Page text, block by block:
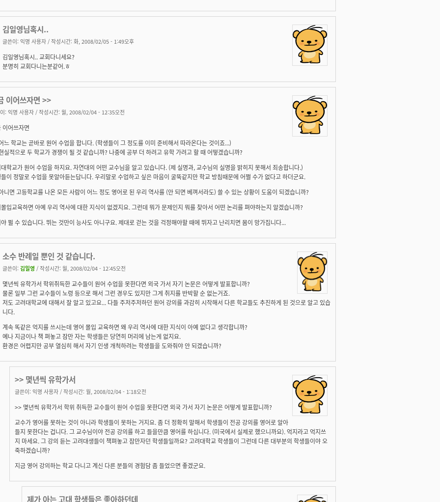
김일영님혹시..
글쓴이: 익명 사용자 / 작성시간: 화, 2008/02/05 - 1:49오후
김일영님혹시.. 교회다니세요?
분명히 교회다니는분같어.ㅎ
이어쓰자면 >>
: 익명 사용자 / 작성시간: 월, 2008/02/04 - 12:35오전
이어쓰자면
느 학교는 곧바로 원어 수업을 합니다. (학생들이 그 정도를 이미 준비해서 따라온다는 것이죠...)
실적으로 두 학교가 경쟁이 될 것 같습니까? 나중에 공부 더 하려고 유학 가려고 할 때 어떻겠습니까?
학교가 원어 수업을 하지요. 자연대의 어떤 교수님을 알고 있습니다. (제 실명과, 교수님의 실명을 밝히지 못해서 죄송합니다.)
이 정말로 수업을 못알아듣는답니다. 우리말로 수업하고 싶은 마음이 굴뚝같지만 학교 방침때문에 어쩔 수가 없다고 하더군요.
니면 고등학교를 나온 모든 사람이 어느 정도 영어로 된 우리 역사를 (안 되면 베껴서라도) 쓸 수 있는 상황이 도움이 되겠습니까?
입교육하면 아예 우리 역사에 대한 지식이 없겠지요. 그런데 뭐가 문제인지 뭐를 찾아서 어떤 논리를 펴야하는지 알겠습니까?
뛸 수 있습니다. 뛰는 것만이 능사도 아니구요. 제대로 걷는 것을 걱정해야할 때에 뛰자고 난리치면 몸이 망가집니다...
소수 반례일 뿐인 것 같습니다.
글쓴이: 김일영 / 작성시간: 월, 2008/02/04 - 12:45오전
몇년씩 유학가서 학위취득한 교수들이 원어 수업을 못한다면 외국 가서 자기 논문은 어떻게 발표합니까?
물론 일부 그런 교수들이 노령 등으로 해서 그런 경우도 있지만 그게 취지를 반박할 순 없는거죠.
저도 고려대학교에 대해서 잘 알고 있고요... 다들 주저주저하던 원어 강의를 과감히 시작해서 다른 학교들도 추진하게 된 것으로 알고 있습
니다.
계속 똑같은 억지를 쓰시는데 영어 몰입 교육하면 왜 우리 역사에 대한 지식이 아예 없다고 생각합니까?
예나 지금이나 책 펴놓고 잠만 자는 학생들은 당연히 머리에 남는게 없지요.
환경은 어렵지만 공부 열심히 해서 자기 인생 개척하려는 학생들을 도와줘야 안 되겠습니까?
>> 몇년씩 유학가서
글쓴이: 익명 사용자 / 작성시간: 월, 2008/02/04 - 1:18오전
>> 몇년씩 유학가서 학위 취득한 교수들이 원어 수업을 못한다면 외국 가서 자기 논문은 어떻게 발표합니까?
교수가 영어를 못하는 것이 아니라 학생들이 못하는 거지요. 좀 더 정확히 말해서 학생들이 전공 강의를 영어로 알아
들지 못한다는 겁니다. 그 교수님이야 전공 강의를 하고 들을만큼 영어를 하십니다. (미국에서 실제로 했으니까요). 억지라고 억지쓰
지 마세요. 그 강의 듣는 고려대생들이 책펴놓고 잠만자던 학생들일까요? 고려대학교 학생들이 그런데 다른 대부분의 학생들이야 오
죽하겠습니까?
지금 영어 강의하는 학교 다니고 계신 다른 분들의 경험담 좀 들었으면 좋겠군요.
제가 아는 고대 학생들은 좋아하던데